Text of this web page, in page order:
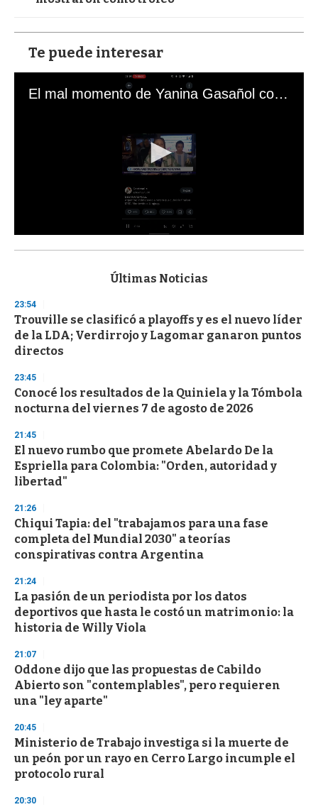
Te puede interesar
El mal momento de Yanina Gasañol con un hincha argentino en "Subrayado"
s
d
s
o
f
3
s
e
c
o
d
s
Últimas Noticias
23:54
Trouville se clasificó a playoffs y es el nuevo líder
de la LDA; Verdirrojo y Lagomar ganaron puntos
directos
23:45
Conocé los resultados de la Quiniela y la Tómbola
nocturna del viernes 7 de agosto de 2026
21:45
El nuevo rumbo que promete Abelardo De la
Espriella para Colombia: "Orden, autoridad y
libertad"
21:26
Chiqui Tapia: del "trabajamos para una fase
completa del Mundial 2030" a teorías
conspirativas contra Argentina
21:24
La pasión de un periodista por los datos
deportivos que hasta le costó un matrimonio: la
historia de Willy Viola
21:07
Oddone dijo que las propuestas de Cabildo
Abierto son "contemplables", pero requieren
una "ley aparte"
20:45
Ministerio de Trabajo investiga si la muerte de
un peón por un rayo en Cerro Largo incumple el
protocolo rural
20:30